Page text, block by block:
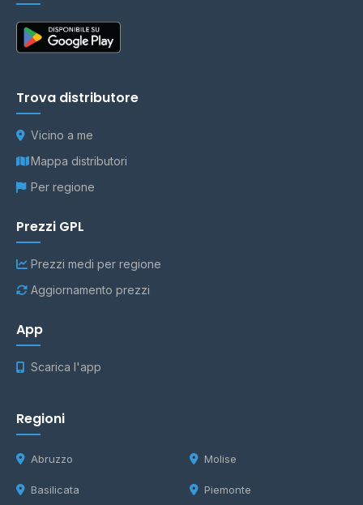
Trova distributore
Vicino a me
Mappa distributori
Per regione
Prezzi GPL
Prezzi medi per regione
Aggiornamento prezzi
App
Scarica l'app
Regioni
Abruzzo
Basilicata
Molise
Piemonte